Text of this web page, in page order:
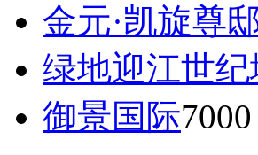
金元·凯旋尊
绿地迎江世纪
御景国际7000